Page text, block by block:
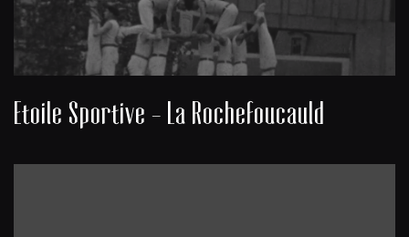
Etoile Sportive - La Rochefoucauld